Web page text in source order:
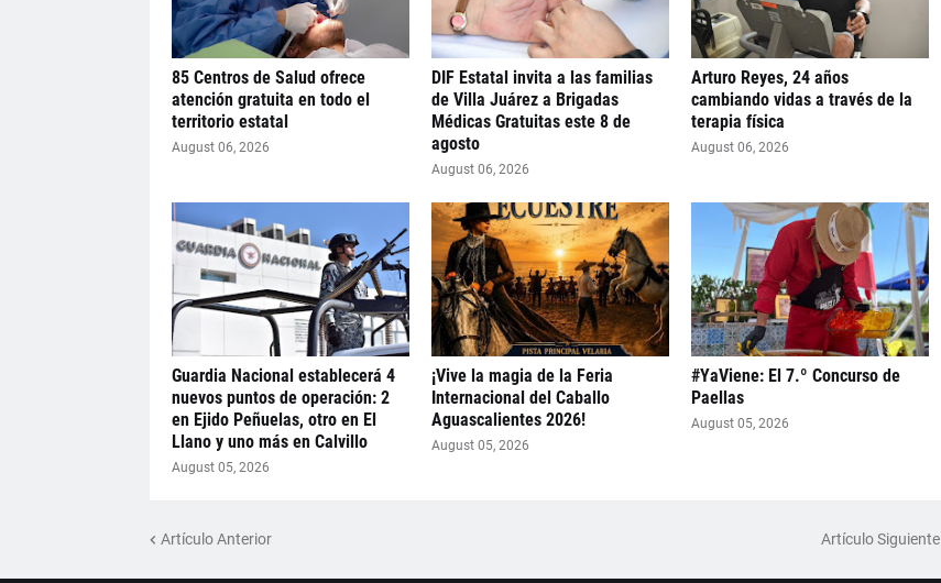
85 Centros de Salud ofrece
atención gratuita en todo el
territorio estatal
August 06, 2026
DIF Estatal invita a las familias
de Villa Juárez a Brigadas
Médicas Gratuitas este 8 de
agosto
August 06, 2026
Arturo Reyes, 24 años
cambiando vidas a través de la
terapia física
August 06, 2026
Guardia Nacional establecerá 4
nuevos puntos de operación: 2
en Ejido Peñuelas, otro en El
Llano y uno más en Calvillo
August 05, 2026
¡Vive la magia de la Feria
Internacional del Caballo
Aguascalientes 2026!
August 05, 2026
#YaViene: El 7.º Concurso de
Paellas
August 05, 2026
Artículo Anterior Artículo Siguiente